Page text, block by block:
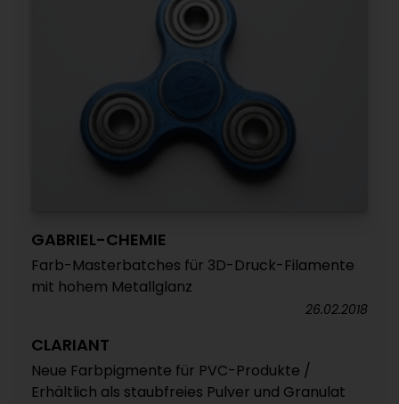
GABRIEL-CHEMIE
Farb-Masterbatches für 3D-Druck-Filamente
mit hohem Metallglanz
26.02.2018
CLARIANT
Neue Farbpigmente für PVC-Produkte /
Erhältlich als staubfreies Pulver und Granulat